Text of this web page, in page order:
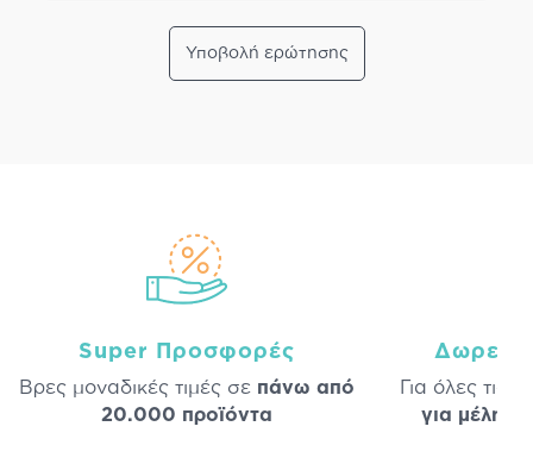
Υποβολή ερώτησης
Super Προσφορές
Βρες μοναδικές τιμές σε πάνω από
20.000 προϊόντα
Δωρεάν
Για όλες τις
για μέλη